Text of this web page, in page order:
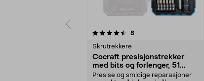
8anmeldelser
Skrutrekkere
Cocraft presisjonstrekker
med bits og forlenger, 51
deler
Presise og smidige reparasjoner
0.0 av 5 stjerner